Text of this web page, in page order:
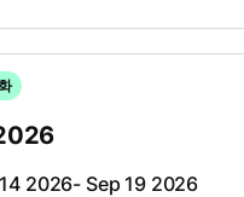
2026- Sep 19 2026